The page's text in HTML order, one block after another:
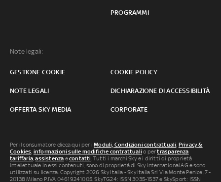
PROGRAMMI
Note legali:
GESTIONE COOKIE COOKIE POLICY
NOTE LEGALI DICHIARAZIONE DI ACCESSIBILITÀ
OFFERTA SKY MEDIA CORPORATE
Per il consumatore clicca qui per iModuli, Condizioni contrattuali Privacy &
Cookies informazioni sulle modifiche contrattuali o pertrasparenza
tariffaria ,assistenza econtatti . Tutti i marchi Sky e i diritti di proprietà
intellettuale in essi contenuti, sono di proprietà di Sky international AG e sono
utilizzati su licenza. Copyright 2026 Sky Italia - Sky Italia Srl Via Monte Penice, 7 -
20138 Milano P.IVA 04619241005. SkyTG24: ISSN 3035-1537 e SkySport: ISSN